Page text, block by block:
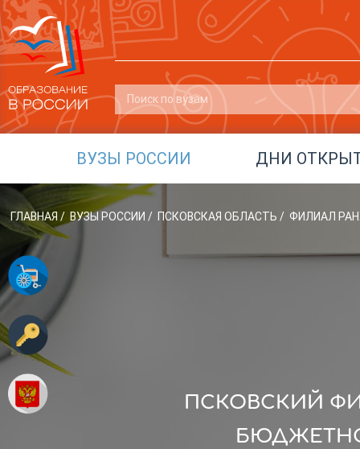
ВУЗЫ РОССИИ ДНИ
ГЛАВНАЯ / ВУЗЫ РОССИИ / ПСКОВСКАЯ ОБЛАСТЬ / ФИЛИАЛ
ПСКОВСКИЙ